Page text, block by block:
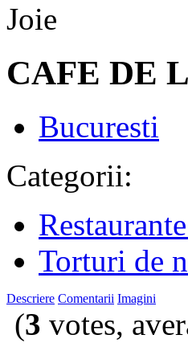
CAFE DE
Bucuresti
Categorii:
Torturi de
Descriere Comentarii Imagini
(3 votes,